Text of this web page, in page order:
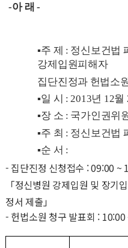
-아 래 -
▪주 제 : 정신보건법
강제입원피해자
집단진정과 헌법소
▪일 시 : 2013년 12
▪장 소 : 국가인권위
▪주 최 : 정신보건법
▪순 서 :
- 집단진정 신청접수 : 09:00 ~
「정신병원 강제입원 및 장기
정서 제출」
- 헌법소원 청구 발표회 :